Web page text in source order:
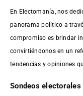
En Electomanía, nos
panorama político a
compromiso es brindar
convirtiéndonos en un
tendencias y opiniones
Sondeos